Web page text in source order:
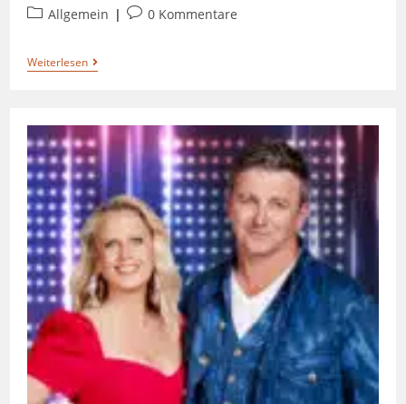
Allgemein
0 Kommentare
Weiterlesen